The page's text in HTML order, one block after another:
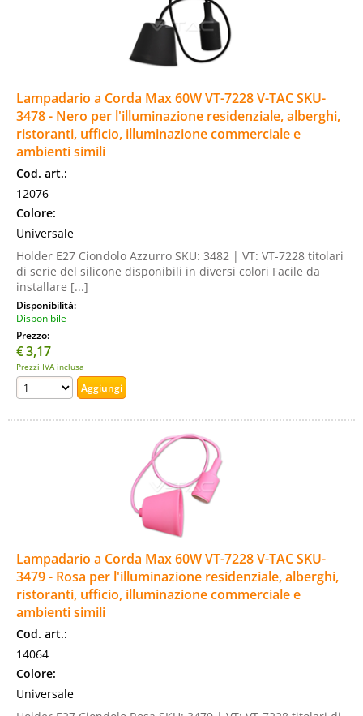
Lampadario a Corda Max 60W VT-7228 V-TAC SKU-
3478 - Nero per l'illuminazione residenziale, alberghi,
ristoranti, ufficio, illuminazione commerciale e
ambienti simili
Cod. art.:
12076
Colore:
Universale
Holder E27 Ciondolo Azzurro SKU: 3482 | VT: VT-7228 titolari
di serie del silicone disponibili in diversi colori Facile da
installare [...]
Disponibilità:
Disponibile
Prezzo:
€3,17
Prezzi IVA inclusa
Lampadario a Corda Max 60W VT-7228 V-TAC SKU-
3479 - Rosa per l'illuminazione residenziale, alberghi,
ristoranti, ufficio, illuminazione commerciale e
ambienti simili
Cod. art.:
14064
Colore:
Universale